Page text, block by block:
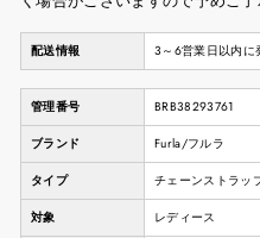
配送情報 3～6営業日以内に
管理番号 BRB38293761
ブランド Furla/フルラ
タイプ チェーンストラッ
対象 レディース